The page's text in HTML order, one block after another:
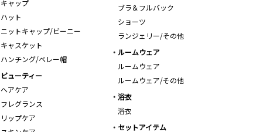
キャップ
ハット
ニットキャップ/ビーニー
キャスケット
ハンチング/ベレー帽
ブラ＆フルバック
ショーツ
ランジェリー/その他
ルームウェア
ルームウェア
ルームウェア/その他
ビューティー
ヘアケア
フレグランス
リップケア
浴衣
浴衣
セットアイテム